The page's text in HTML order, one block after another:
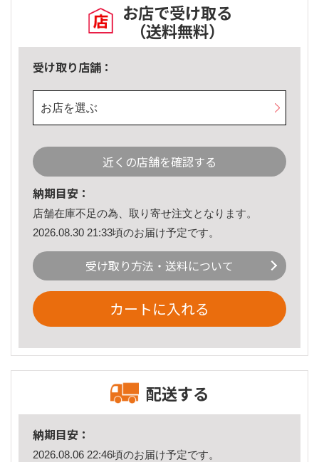
お店で受け取る
（送料無料）
受け取り店舗：
お店を選ぶ
近くの店舗を確認する
納期目安：
店舗在庫不足の為、取り寄せ注文となります。
2026.08.30 21:33頃のお届け予定です。
受け取り方法・送料について
カートに入れる
配送する
納期目安：
2026.08.06 22:46頃のお届け予定です。